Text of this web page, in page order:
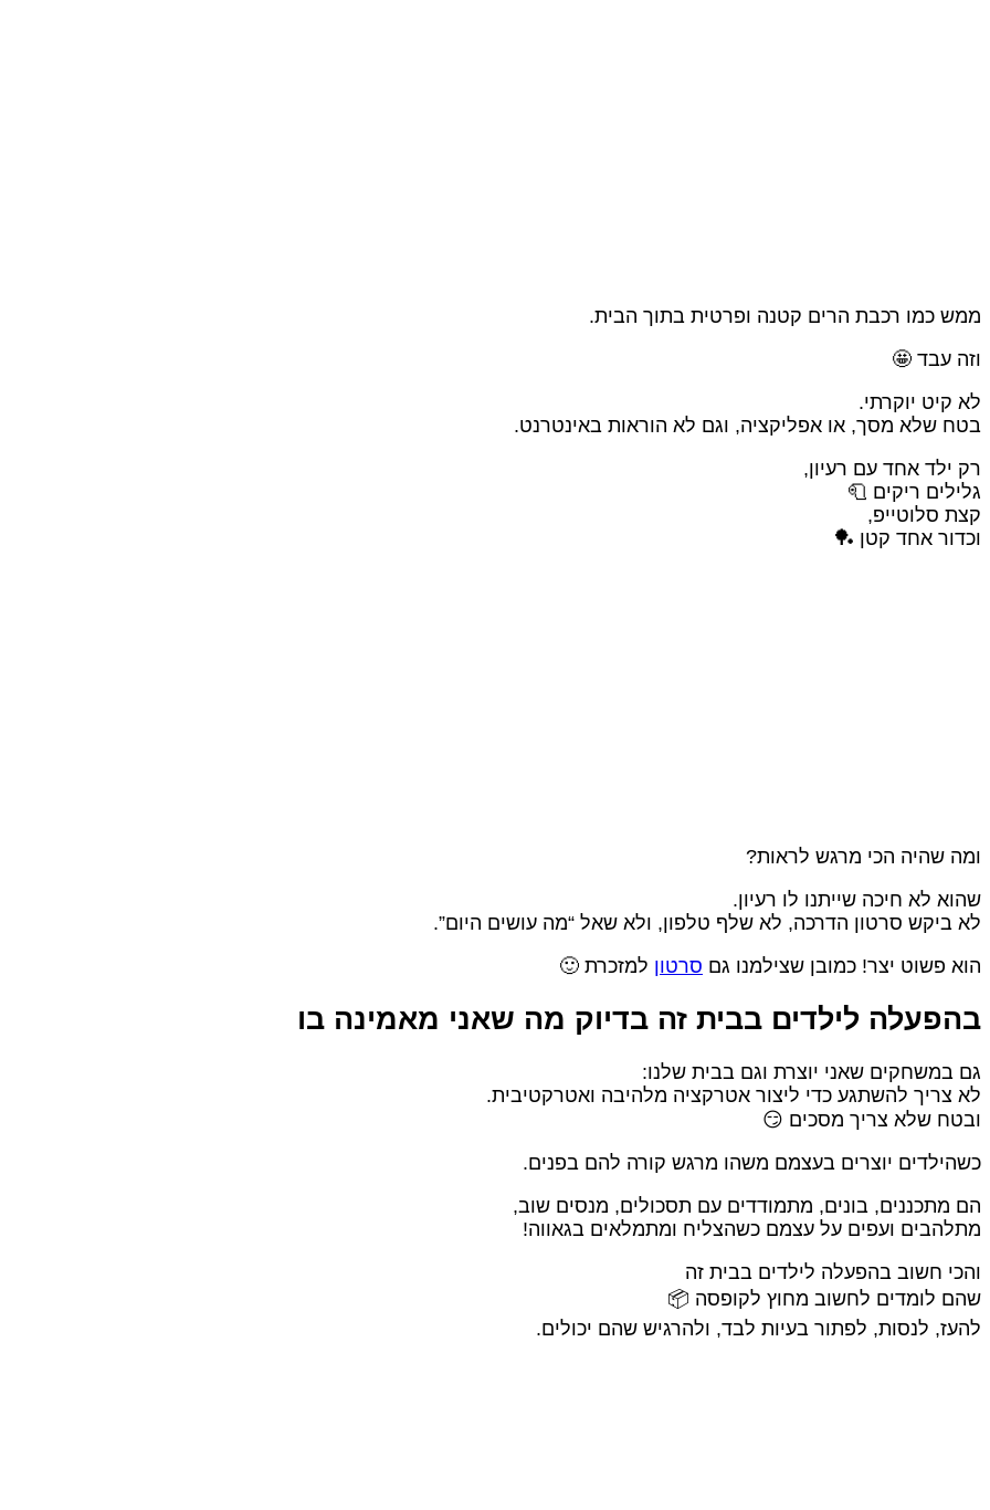
ממש כמו רכבת הרים קטנה ופרטית בתוך הבית.
וזה עבד 🤩
לא קיט יוקרתי.
בטח שלא מסך, או אפליקציה, וגם לא הוראות באינטרנט.
רק ילד אחד עם רעיון,
גלילים ריקים 🧻
קצת סלוטייפ,
וכדור אחד קטן 🏓
ומה שהיה הכי מרגש לראות?
שהוא לא חיכה שייתנו לו רעיון.
לא ביקש סרטון הדרכה, לא שלף טלפון, ולא שאל “מה עושים היום”.
הוא פשוט יצר! כמובן שצילמנו גם סרטון למזכרת 🙂
בהפעלה לילדים בבית זה בדיוק מה שאני מאמינה בו
גם במשחקים שאני יוצרת וגם בבית שלנו:
לא צריך להשתגע כדי ליצור אטרקציה מלהיבה ואטרקטיבית.
ובטח שלא צריך מסכים 😏
כשהילדים יוצרים בעצמם משהו מרגש קורה להם בפנים.
הם מתכננים, בונים, מתמודדים עם תסכולים, מנסים שוב,
מתלהבים ועפים על עצמם כשהצליח ומתמלאים בגאווה!
והכי חשוב בהפעלה לילדים בבית זה
שהם לומדים לחשוב מחוץ לקופסה 📦
להעז, לנסות, לפתור בעיות לבד, ולהרגיש שהם יכולים.